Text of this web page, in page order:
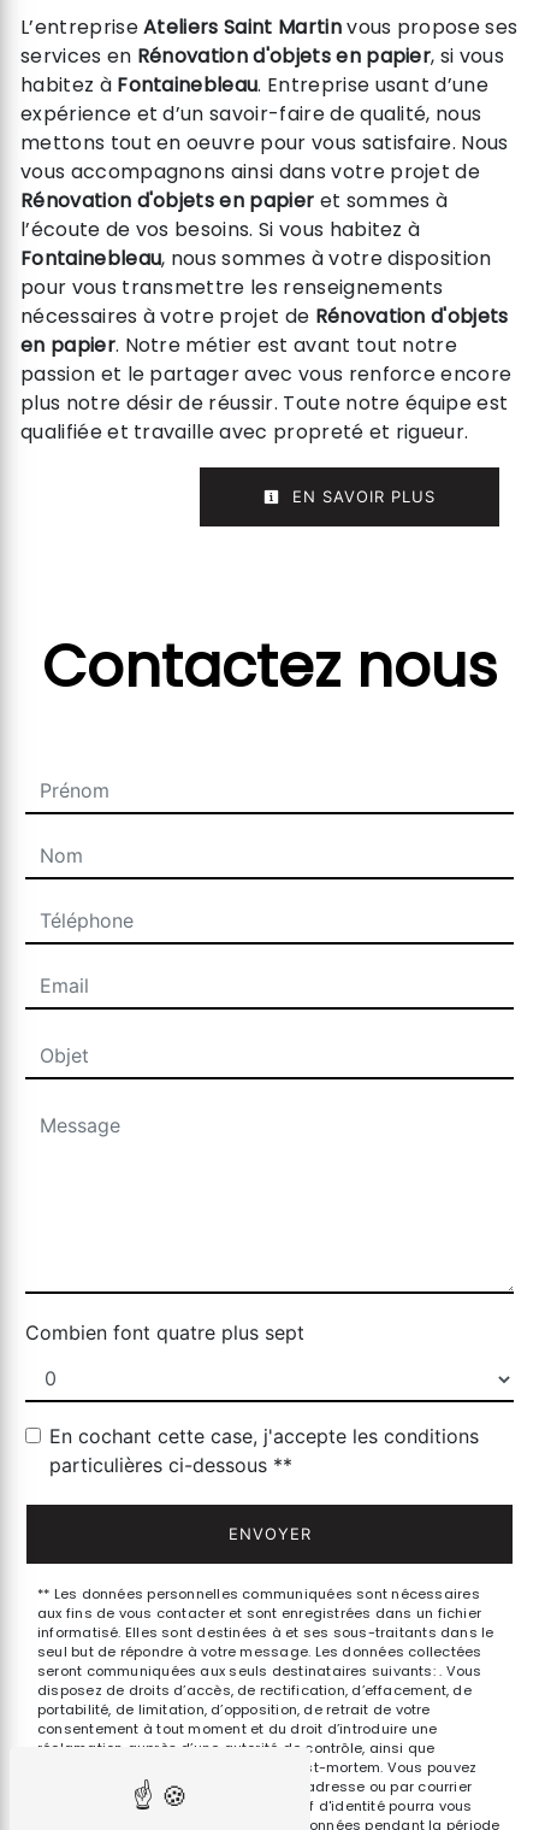
L’entrepriseAteliers Saint Martinvous propose ses
services en Rénovation d'objets en papier, si vous
habitez à Fontainebleau. Entreprise usant d’une
expérience et d’un savoir-faire de qualité, nous
mettons tout en oeuvre pour vous satisfaire. Nous
vous accompagnons ainsi dans votre projet de
Rénovation d'objets en papier et sommes à
l’écoute de vos besoins. Si vous habitez à
Fontainebleau, nous sommes à votre disposition
pour vous transmettre les renseignements
nécessaires à votre projet de Rénovation d'objets
en papier. Notre métier est avant tout notre
passion et le partager avec vous renforce encore
plus notre désir de réussir. Toute notre équipe est
qualifiée et travaille avec propreté et rigueur.
EN SAVOIR PLUS
Contactez nous
Combien font quatre plus sept
En cochant cette case, j'accepte les conditions
particulières ci-dessous **
ENVOYER
** Les données personnelles communiquées sont nécessaires
aux fins de vous contacter et sont enregistrées dans un fichier
informatisé. Elles sont destinées à et ses sous-traitants dans le
seul but de répondre à votre message. Les données collectées
seront communiquées aux seuls destinataires suivants: . Vous
disposez de droits d’accès, de rectification, d’effacement, de
portabilité, de limitation, d’opposition, de retrait de votre
consentement à tout moment et du droit d’introduire une
réclamation auprès d’une autorité de contrôle, ainsi que
d’organiser le sort de vos données post-mortem. Vous pouvez
exercer ces droits par voie postale à l'adresse ou par courrier
électronique à l'adresse . Un justificatif d'identité pourra vous
être demandé. Nous conservons vos données pendant la période